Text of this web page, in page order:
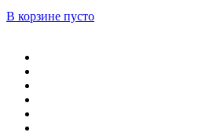
В корзине пусто